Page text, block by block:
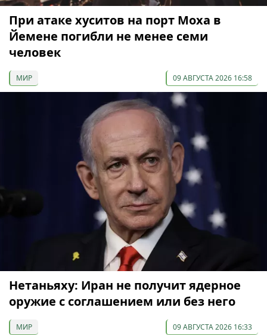
При атаке хуситов на порт Моха в
Йемене погибли не менее семи
человек
МИР 09 АВГУСТА 2026 16:58
Нетаньяху: Иран не получит ядерное
оружие с соглашением или без него
МИР 09 АВГУСТА 2026 16:33